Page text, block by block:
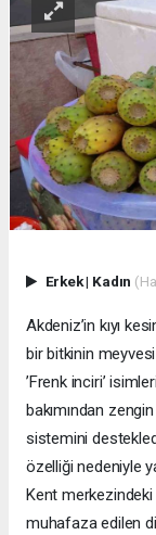
Erkek| Kadın
Akdeniz’in kıyı
bir bitkinin meyvesi
’Frenk inciri’
bakımından
sistemini
özelliği nedeniyle
Kent
muhafaza edilen